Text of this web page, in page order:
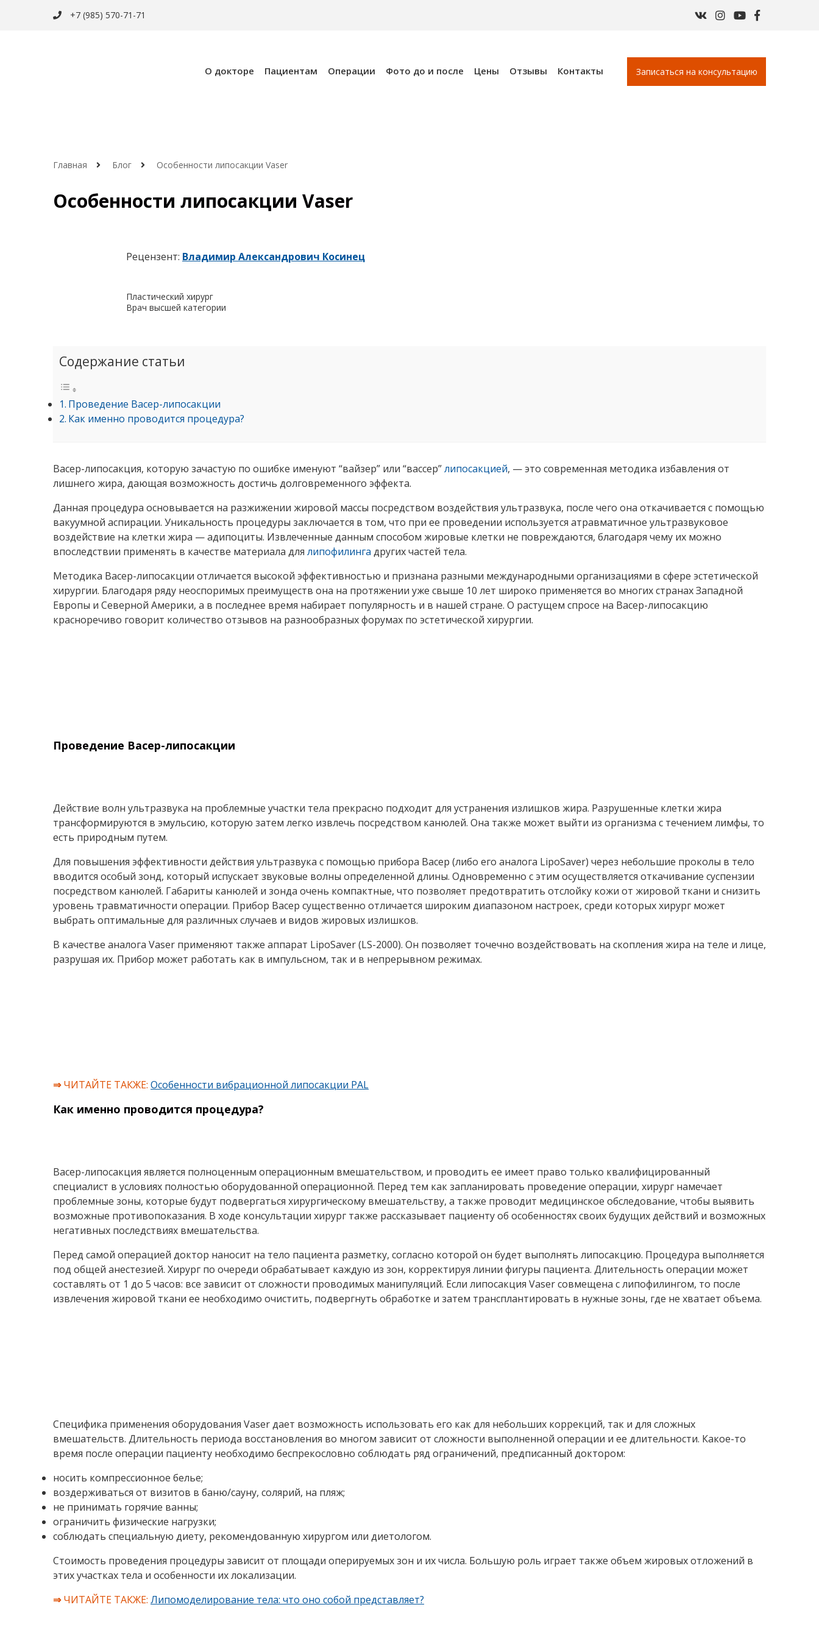
+7 (985) 570-71-71
О докторе Пациентам Операции Фото до и после Цены Отзывы Контакты Записаться на консультацию
Главная Блог Особенности липосакции Vaser
Особенности липосакции Vaser
Рецензент: Владимир Александрович Косинец
Пластический хирург
Врач высшей категории
Содержание статьи
Проведение Васер-липосакции
Как именно проводится процедура?
Васер-липосакция, которую зачастую по ошибке именуют “вайзер” или “вассер”липосакцией, — это современная методика избавления от
лишнего жира, дающая возможность достичь долговременного эффекта.
Данная процедура основывается на разжижении жировой массы посредством воздействия ультразвука, после чего она откачивается с помощью
вакуумной аспирации. Уникальность процедуры заключается в том, что при ее проведении используется атравматичное ультразвуковое
воздействие на клетки жира — адипоциты. Извлеченные данным способом жировые клетки не повреждаются, благодаря чему их можно
впоследствии применять в качестве материала для липофилинга других частей тела.
Методика Васер-липосакции отличается высокой эффективностью и признана разными международными организациями в сфере эстетической
хирургии. Благодаря ряду неоспоримых преимуществ она на протяжении уже свыше 10 лет широко применяется во многих странах Западной
Европы и Северной Америки, а в последнее время набирает популярность и в нашей стране. О растущем спросе на Васер-липосакцию
красноречиво говорит количество отзывов на разнообразных форумах по эстетической хирургии.
Проведение Васер-липосакции
Действие волн ультразвука на проблемные участки тела прекрасно подходит для устранения излишков жира. Разрушенные клетки жира
трансформируются в эмульсию, которую затем легко извлечь посредством канюлей. Она также может выйти из организма с течением лимфы, то
есть природным путем.
Для повышения эффективности действия ультразвука с помощью прибора Васер (либо его аналога LipoSaver) через небольшие проколы в тело
вводится особый зонд, который испускает звуковые волны определенной длины. Одновременно с этим осуществляется откачивание суспензии
посредством канюлей. Габариты канюлей и зонда очень компактные, что позволяет предотвратить отслойку кожи от жировой ткани и снизить
уровень травматичности операции. Прибор Васер существенно отличается широким диапазоном настроек, среди которых хирург может
выбрать оптимальные для различных случаев и видов жировых излишков.
В качестве аналога Vaser применяют также аппарат LipoSaver (LS-2000). Он позволяет точечно воздействовать на скопления жира на теле и лице,
разрушая их. Прибор может работать как в импульсном, так и в непрерывном режимах.
⇒ЧИТАЙТЕ ТАКЖЕ: Особенности вибрационной липосакции PAL
Как именно проводится процедура?
Васер-липосакция является полноценным операционным вмешательством, и проводить ее имеет право только квалифицированный
специалист в условиях полностью оборудованной операционной. Перед тем как запланировать проведение операции, хирург намечает
проблемные зоны, которые будут подвергаться хирургическому вмешательству, а также проводит медицинское обследование, чтобы выявить
возможные противопоказания. В ходе консультации хирург также рассказывает пациенту об особенностях своих будущих действий и возможных
негативных последствиях вмешательства.
Перед самой операцией доктор наносит на тело пациента разметку, согласно которой он будет выполнять липосакцию. Процедура выполняется
под общей анестезией. Хирург по очереди обрабатывает каждую из зон, корректируя линии фигуры пациента. Длительность операции может
составлять от 1 до 5 часов: все зависит от сложности проводимых манипуляций. Если липосакция Vaser совмещена с липофилингом, то после
извлечения жировой ткани ее необходимо очистить, подвергнуть обработке и затем трансплантировать в нужные зоны, где не хватает объема.
Специфика применения оборудования Vaser дает возможность использовать его как для небольших коррекций, так и для сложных
вмешательств. Длительность периода восстановления во многом зависит от сложности выполненной операции и ее длительности. Какое-то
время после операции пациенту необходимо беспрекословно соблюдать ряд ограничений, предписанный доктором:
носить компрессионное белье;
воздерживаться от визитов в баню/сауну, солярий, на пляж;
не принимать горячие ванны;
ограничить физические нагрузки;
соблюдать специальную диету, рекомендованную хирургом или диетологом.
Стоимость проведения процедуры зависит от площади оперируемых зон и их числа. Большую роль играет также объем жировых отложений в
этих участках тела и особенности их локализации.
⇒ЧИТАЙТЕ ТАКЖЕ: Липомоделирование тела: что оно собой представляет?